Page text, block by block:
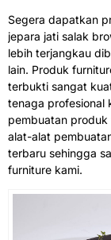
Segera dapatkan
jepara jati salak
lebih terjangkau
lain. Produk
terbukti sangat
tenaga profesional
pembuatan
alat-alat
terbaru sehingga
furniture kami.